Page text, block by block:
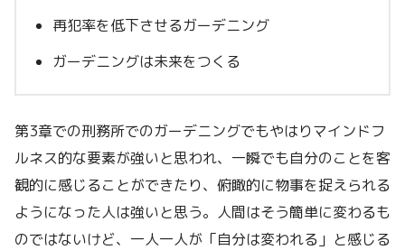
再犯率を低下させるガーデニング
ガーデニングは未来をつくる
第3章での刑務所でのガーデニングでもやはりマインドフ
ルネス的な要素が強いと思われ、一瞬でも自分のことを客
観的に感じることができたり、俯瞰的に物事を捉えられる
ようになった人は強いと思う。人間はそう簡単に変わるも
のではないけど、一人一人が「自分は変われる」と感じる